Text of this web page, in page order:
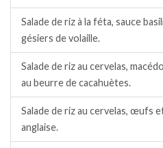
Salade de riz à la féta, sauce
gésiers de volaille.
Salade de riz au cervelas,
au beurre de cacahuètes.
Salade de riz au cervelas, œufs
anglaise.